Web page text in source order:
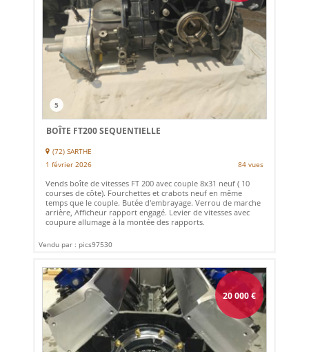
5
BOÎTE FT200 SEQUENTIELLE
(72) SARTHE
1 février 2026
84 vues
Vends boîte de vitesses FT 200 avec couple 8x31 neuf ( 10
courses de côte). Fourchettes et crabots neuf en même
temps que le couple. Butée d'embrayage. Verrou de marche
arrière, Afficheur rapport engagé. Levier de vitesses avec
coupure allumage à la montée des rapports.
Vendu par : pics97530
20 000€